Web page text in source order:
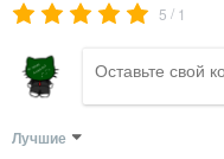
5 / 1
Лучшие